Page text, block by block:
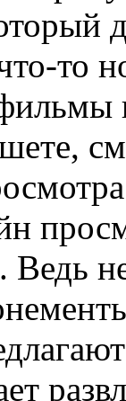
то
Ведь